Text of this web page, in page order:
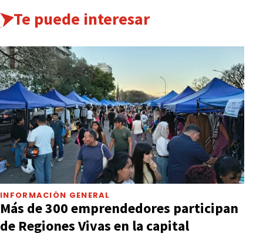
Te puede interesar
INFORMACIÓN GENERAL
Más de 300 emprendedores participan
de Regiones Vivas en la capital